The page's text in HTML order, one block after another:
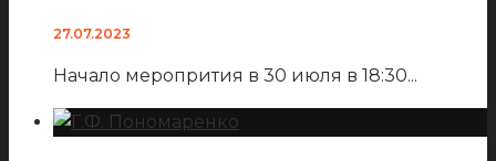
27.07.2023
Начало меропрития в 30 июля в 18:30...